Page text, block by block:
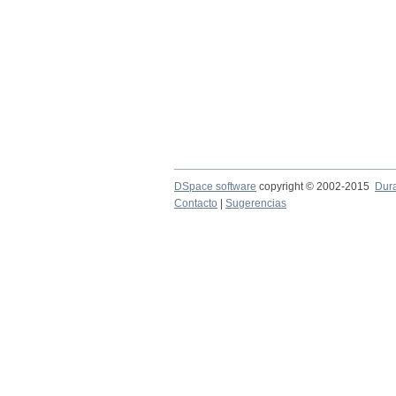
DSpace software copyright © 2002-2015
Contacto
Sugerencias